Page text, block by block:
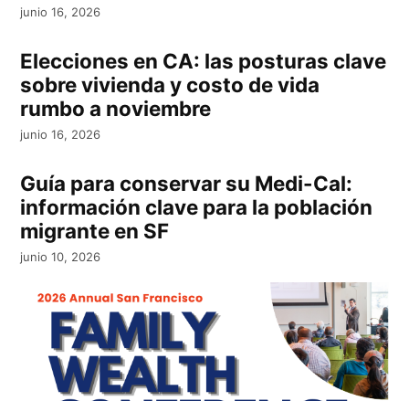
junio 16, 2026
Elecciones en CA: las posturas clave
sobre vivienda y costo de vida
rumbo a noviembre
junio 16, 2026
Guía para conservar su Medi-Cal:
información clave para la población
migrante en SF
junio 10, 2026